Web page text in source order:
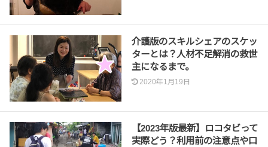
介護版のスキルシェアのスケッ
ターとは？人材不足解消の救世
主になるまで。
2020年1月19日
【2023年版最新】ロコタビって
実際どう？利用前の注意点や口